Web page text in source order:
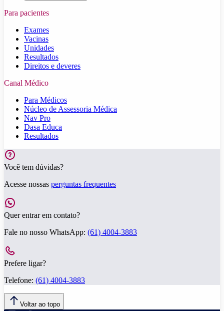
Para pacientes
Exames
Vacinas
Unidades
Resultados
Direitos e deveres
Canal Médico
Para Médicos
Núcleo de Assessoria Médica
Nav Pro
Dasa Educa
Resultados
Você tem dúvidas?
Acesse nossas perguntas frequentes
Quer entrar em contato?
Fale no nosso WhatsApp: (61) 4004-3883
Prefere ligar?
Telefone: (61) 4004-3883
Voltar ao topo